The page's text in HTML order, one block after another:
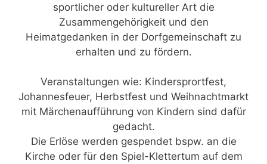
sportlicher oder kultureller Art die
Zusammengehörigkeit und den
Heimatgedanken in der Dorfgemeinschaft zu
erhalten und zu fördern.
Veranstaltungen wie: Kindersprortfest,
Johannesfeuer, Herbstfest und Weihnachtmarkt
mit Märchenaufführung von Kindern sind dafür
gedacht.
Die Erlöse werden gespendet bspw. an die
Kirche oder für den Spiel-Klettertum auf dem